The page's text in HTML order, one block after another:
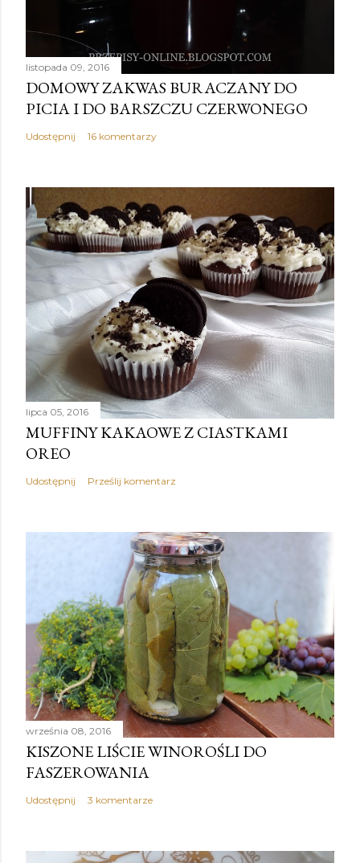
listopada 09, 2016
DOMOWY ZAKWAS BURACZANY DO
PICIA I DO BARSZCZU CZERWONEGO
Udostępnij 16 komentarzy
lipca 05, 2016
MUFFINY KAKAOWE Z CIASTKAMI
OREO
Udostępnij Prześlij komentarz
września 08, 2016
KISZONE LIŚCIE WINOROŚLI DO
FASZEROWANIA
Udostępnij 3 komentarze